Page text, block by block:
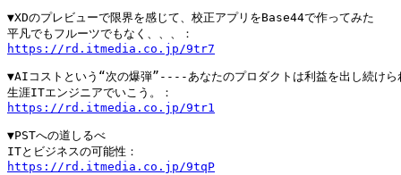
▼XDのプレビューで限界を感じて、校正アプリをBase44で作ってみた
https://rd.itmedia.co.jp/9tr7
▼AIコストという“次の爆弾”----あなたのプロダクトは利益を出し続けら
https://rd.itmedia.co.jp/9tr1
▼PSTへの道しるべ
https://rd.itmedia.co.jp/9tqP